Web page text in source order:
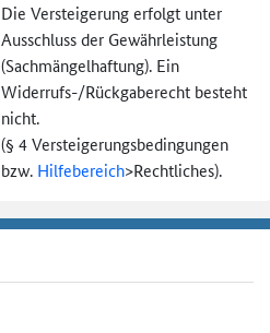
Die Versteigerung erfolgt unter
Ausschluss der Gewährleistung
(Sachmängel­haftung). Ein
Widerrufs-/Rückgaberecht besteht
nicht.
(§ 4 Versteigerungs­bedingungen
bzw. Hilfebereich>Rechtliches).